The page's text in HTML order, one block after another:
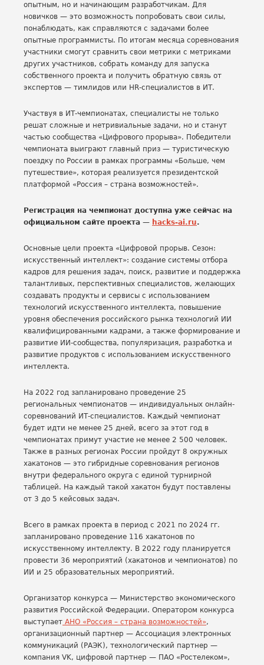
опытным, но и начинающим разработчикам. Для
новичков — это возможность попробовать свои силы,
понаблюдать, как справляются с задачами более
опытные программисты. По итогам месяца соревнования
участники смогут сравнить свои метрики с метриками
других участников, собрать команду для запуска
собственного проекта и получить обратную связь от
экспертов — тимлидов или HR-специалистов в ИТ.
Участвуя в ИТ-чемпионатах, специалисты не только
решат сложные и нетривиальные задачи, но и станут
частью сообщества «Цифрового прорыва». Победители
чемпионата выиграют главный приз — туристическую
поездку по России в рамках программы «Больше, чем
путешествие», которая реализуется президентской
платформой «Россия – страна возможностей».
Регистрация на чемпионат доступна уже сейчас на
официальном сайте проекта — hacks-ai.ru.
Основные цели проекта «Цифровой прорыв. Сезон:
искусственный интеллект»: создание системы отбора
кадров для решения задач, поиск, развитие и поддержка
талантливых, перспективных специалистов, желающих
создавать продукты и сервисы с использованием
технологий искусственного интеллекта, повышение
уровня обеспечения российского рынка технологий ИИ
квалифицированными кадрами, а также формирование и
развитие ИИ-сообщества, популяризация, разработка и
развитие продуктов с использованием искусственного
интеллекта.
На 2022 год запланировано проведение 25
региональных чемпионатов — индивидуальных онлайн-
соревнований ИТ-специалистов. Каждый чемпионат
будет идти не менее 25 дней, всего за этот год в
чемпионатах примут участие не менее 2 500 человек.
Также в разных регионах России пройдут 8 окружных
хакатонов — это гибридные соревнования регионов
внутри федерального округа с единой турнирной
таблицей. На каждый такой хакатон будут поставлены
от 3 до 5 кейсовых задач.
Всего в рамках проекта в период с 2021 по 2024 гг.
запланировано проведение 116 хакатонов по
искусственному интеллекту. В 2022 году планируется
провести 36 мероприятий (хакатонов и чемпионатов) по
ИИ и 25 образовательных мероприятий.
Организатор конкурса — Министерство экономического
развития Российской Федерации. Оператором конкурса
выступает АНО «Россия – страна возможностей»,
организационный партнер — Ассоциация электронных
коммуникаций (РАЭК), технологический партнер —
компания VK, цифровой партнер — ПАО «Ростелеком»,